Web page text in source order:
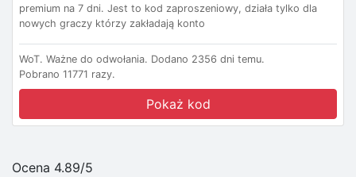
premium na 7 dni. Jest to kod zaproszeniowy, działa tylko dla
nowych graczy którzy zakładają konto
WoT. Ważne do odwołania. Dodano 2356 dni temu.
Pobrano 11771 razy.
Pokaż kod
Ocena 4.89/5